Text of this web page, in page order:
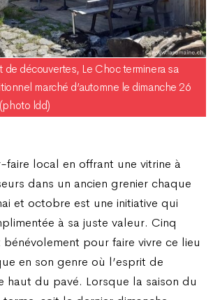
de découvertes, Le Choc terminera sa
marché d’automne le dimanche 26
ldd)
faire local en offrant une vitrine à
dans un ancien grenier chaque
et octobre est une initiative qui
à sa juste valeur. Cinq
pour faire vivre ce lieu
en son genre où l’esprit de
haut du pavé. Lorsque la saison du